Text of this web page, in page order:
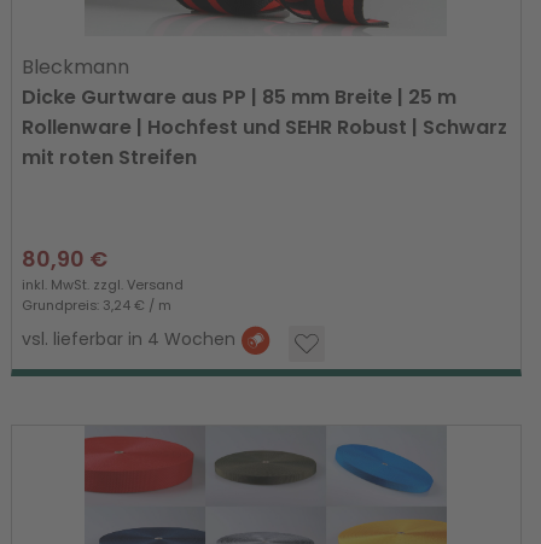
Bleckmann
Dicke Gurtware aus PP | 85 mm Breite | 25 m
Rollenware | Hochfest und SEHR Robust | Schwarz
mit roten Streifen
80,90 €
inkl. MwSt. zzgl.Versand
Grundpreis: 3,24 € / m
vsl. lieferbar in 4 Wochen